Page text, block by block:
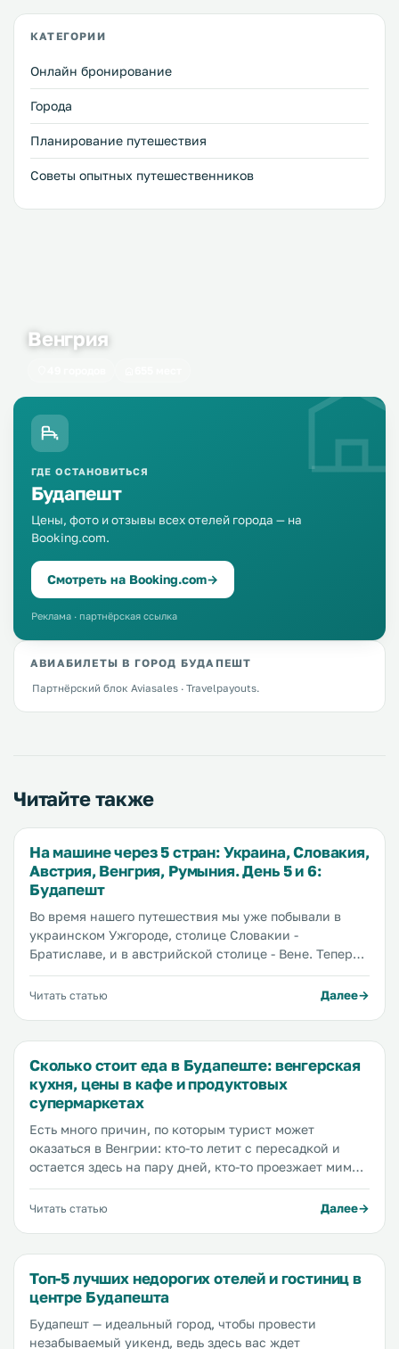
кораблике по Дунаю, познакомиться с городской
дополнить наш багаж впечатлений.
КАТЕГОРИИ
Онлайн бронирование
Города
Планирование путешествия
Советы опытных путешественников
Венгрия
ГДЕ ОСТАНОВИТЬСЯ
Будапешт
Цены, фото и отзывы всех отелей города — на
Booking.com.
Смотреть на Booking.com→
Реклама · партнёрская ссылка
АВИАБИЛЕТЫ В ГОРОД БУДАПЕШТ
Партнёрский блок Aviasales · Travelpayouts.
Читайте также
На машине через 5 стран: Украина, Словакия,
Австрия, Венгрия, Румыния. День 5 и 6:
Будапешт
Во время нашего путешествия мы уже побывали в
украинском Ужгороде, столице Словакии -
Братиславе, и в австрийской столице - Вене. Теперь
мы добрались до столицы Венгрии - Будапешта, в
котором планируем провести два полных дня.
общественного транспорта, и просто дополнить наш
багаж впечатлений.
Читать статью Далее
Сколько стоит еда в Будапеште: венгерская
кухня, цены в кафе и продуктовых
супермаркетах
Есть много причин, по которым турист может
оказаться в Венгрии: кто-то летит с пересадкой и
остается здесь на пару дней, кто-то проезжает мимо
по пути в Австрию или Чехию и тоже остается на
пару дней, кто-то едет сюда целенаправленно… Как
прекраснейшем из венгерских городов. Сегодня мы
расскажем вам сколько стоит питание в Будапеште
на примере местных супермаркетов и кафе, а также
раскроем секреты национальной кухни и, конечно,
Читать статью Далее
Топ-5 лучших недорогих отелей и гостиниц в
центре Будапешта
Будапешт — идеальный город, чтобы провести
незабываемый уикенд, ведь здесь вас ждет